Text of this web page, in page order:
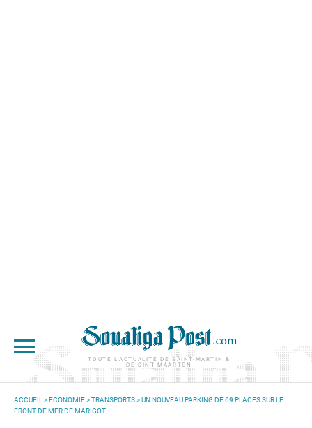
TOUTE L'ACTUALITÉ DE SAINT-MARTIN &
DE SINT MAARTEN
VOUS ÊTES ICI
ACCUEIL >ECONOMIE>TRANSPORTS> UN NOUVEAU PARKING DE 69 PLACES SUR LE
FRONT DE MER DE MARIGOT